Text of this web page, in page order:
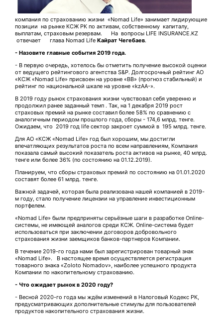
компания по страхованию жизни «Nomad Life» занимает лидирующие
позиции на рынке КСЖ РК по активам, собственному капиталу,
выплатам, страховым резервам. На вопросы LIFE INSURANCE.KZ
отвечает глава Nomad Life Кайрат Чегебаев.
- Назовите главные события 2019 года.
- В первую очередь, хотелось бы отметить получение высокой оценки
от ведущего рейтингового агентства S&P. Долгосрочный рейтинг АО
«КСЖ «Nomad Life» присвоен на уровне «ВВ» (прогноз стабильный) и
рейтинг по национальной шкале на уровне «kzАА-».
В 2019 году рынок страхования жизни чувствовал себя уверенно и
продолжил ранее заданный темп . Так, на 1 декабря 2019 рост
страховых премий на рынке составил более 58% по сравнению с
аналогичным периодом прошлого года, сборы - 174,6 млрд. тенге.
Ожидаем, что 2019 год life сектор закроет суммой в 195 млрд. тенге.
Для АО «КСЖ «Nomad Life» год был хорошим, мы достигли
впечатляющих результатов роста по всем направлениям, Компания
показала самый высокий показатель роста активов на рынке, 40 млрд.
тенге или более 36% (по состоянию на 01.12.2019).
Планируем, что сборы страховых премий по состоянию на 01.01.2020
составят более 61 млрд. тенге.
Важной задачей, которая была реализована нашей компанией в 2019-
м году, стало получение лицензии на управление инвестиционным
портфелем.
«Nomad Life» были предприняты серьёзные шаги в разработке Online-
системы, не имеющей аналогов среди КСЖ. Online-система будет
использоваться при заключении договоров добровольного
страхования жизни заемщиков банков-партнеров Компании.
В течение 2019-го года нами был зарегистрирован товарный знак
«Nomad Life». В настоящее время осуществляется регистрация
товарного знака «Zoloto Nomadov», наиболее успешного продукта
Компании по накопительному страхованию.
- Что ожидает рынок в 2020 году?
- Весной 2020-го года мы ждём изменений в Налоговый Кодекс РК,
предусматривающих дополнительные стимулы для пользователей
продуктов накопительного страхования жизни.